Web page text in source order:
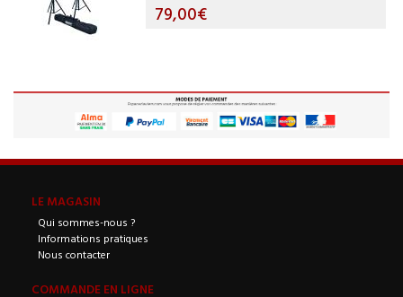
79,00€
LE MAGASIN
Qui sommes-nous ?
Informations pratiques
Nous contacter
COMMANDE EN LIGNE